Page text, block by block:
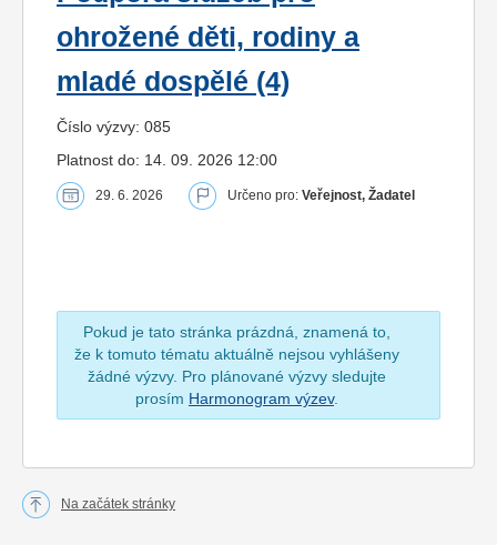
ohrožené děti, rodiny a
mladé dospělé (4)
Číslo výzvy: 085
Platnost do: 14. 09. 2026 12:00
29. 6. 2026 Určeno pro: Veřejnost, Žadatel
Pokud je tato stránka prázdná, znamená to,
že k tomuto tématu aktuálně nejsou vyhlášeny
žádné výzvy. Pro plánované výzvy sledujte
prosím Harmonogram výzev.
Na začátek stránky